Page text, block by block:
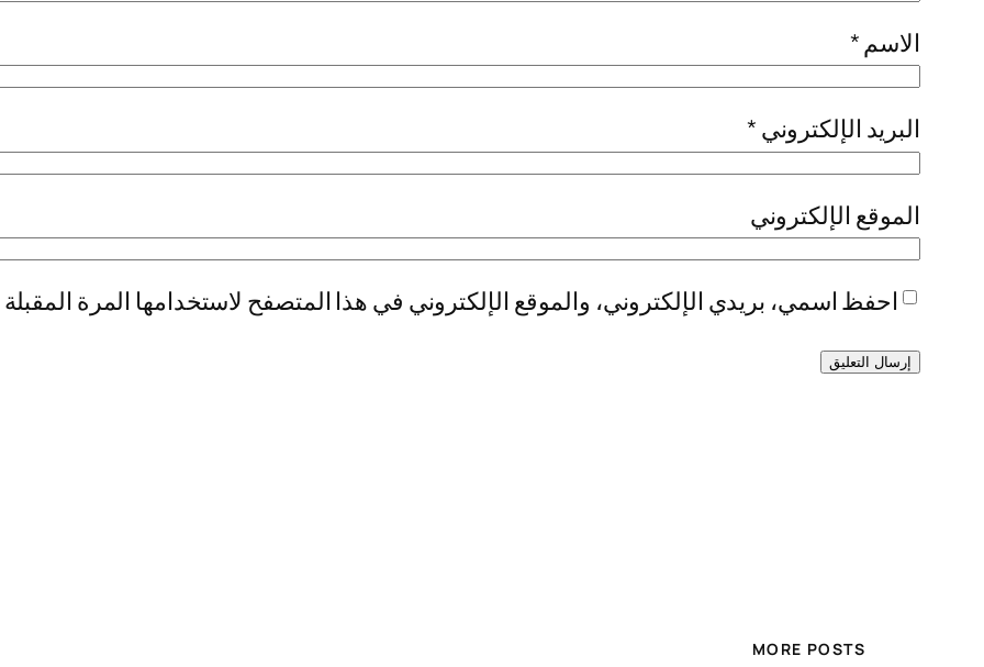
الاسم *
البريد الإلكتروني *
الموقع الإلكتروني
احفظ اسمي، بريدي الإلكتروني، والموقع الإلكتروني في هذا المتصفح لاستخدامها المرة
MORE POSTS